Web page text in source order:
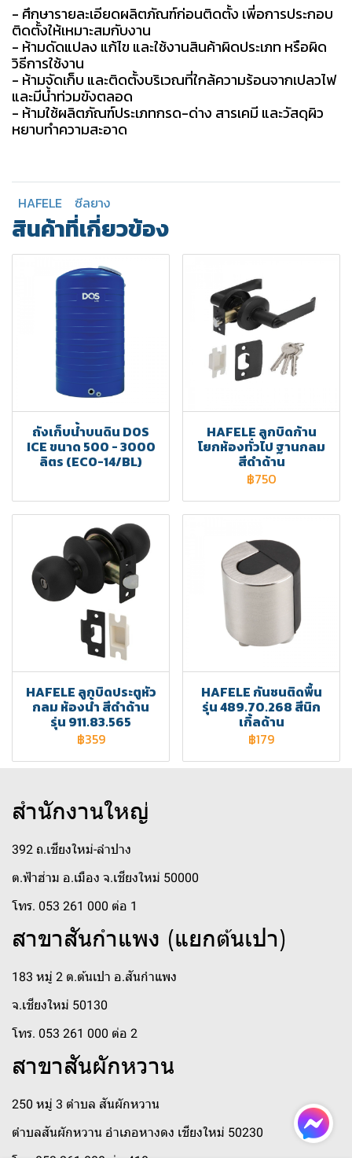
- ศึกษารายละเอียดผลิตภัณฑ์ก่อนติดตั้ง เพี่อการประกอบ
ติดตั้งให้เหมาะสมกับงาน
- ห้ามดัดแปลง แก้ไข และใช้งานสินค้าผิดประเภท หรือผิด
วิธีการใช้งาน
- ห้ามจัดเก็บ และติดตั้งบริเวณที่ใกล้ความร้อนจากเปลวไฟ
และมีน้ำท่วมขังตลอด
- ห้ามใช้ผลิตภัณฑ์ประเภทกรด-ด่าง สารเคมี และวัสดุผิว
หยาบทำความสะอาด
HAFELE ซีลยาง
สินค้าที่เกี่ยวข้อง
ถังเก็บน้ำบนดิน DOS
ICE ขนาด 500 - 3000
ลิตร (ECO-14/BL)
HAFELE ลูกบิดก้าน
โยกห้องทั่วไป ฐานกลม
สีดำด้าน
฿750
HAFELE ลูกบิดประตูหัว
กลม ห้องน้ำ สีดำด้าน
รุ่น 911.83.565
฿359
HAFELE กันชนติดพื้น
รุ่น 489.70.268 สีนิก
เกิ้ลด้าน
฿179
สำนักงานใหญ่
392 ถ.เชียงใหม่-ลำปาง
ต.ฟ้าฮ่าม อ.เมือง จ.เชียงใหม่ 50000
โทร. 053 261 000 ต่อ 1
สาขาสันกำแพง (แยกต้นเปา)
183 หมู่ 2 ต.ต้นเปา อ.สันกำแพง
จ.เชียงใหม่ 50130
โทร. 053 261 000 ต่อ 2
สาขาสันผักหวาน
250 หมู่ 3 ตำบล สันผักหวาน
ตำบลสันผักหวาน อำเภอหางดง เชียงใหม่ 50230